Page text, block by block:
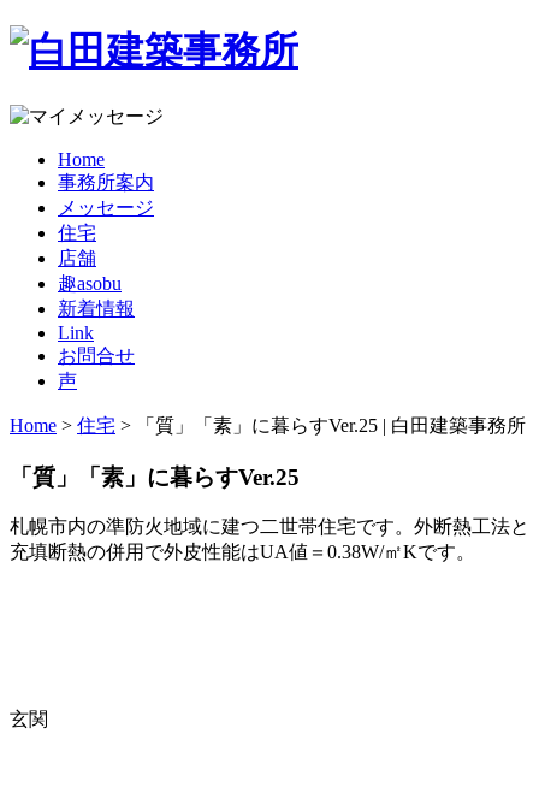
Home
事務所案内
メッセージ
住宅
店舗
趣asobu
新着情報
Link
お問合せ
声
Home > 住宅 > 「質」「素」に暮らすVer.25 | 白田建築事務所
「質」「素」に暮らすVer.25
札幌市内の準防火地域に建つ二世帯住宅です。外断熱工法と
充填断熱の併用で外皮性能はUA値＝0.38W/㎡Kです。
玄関